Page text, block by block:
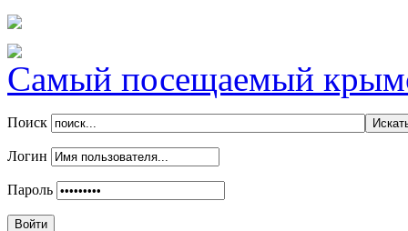
Самый посещаемый
Поиск
Логин
Пароль
Войти